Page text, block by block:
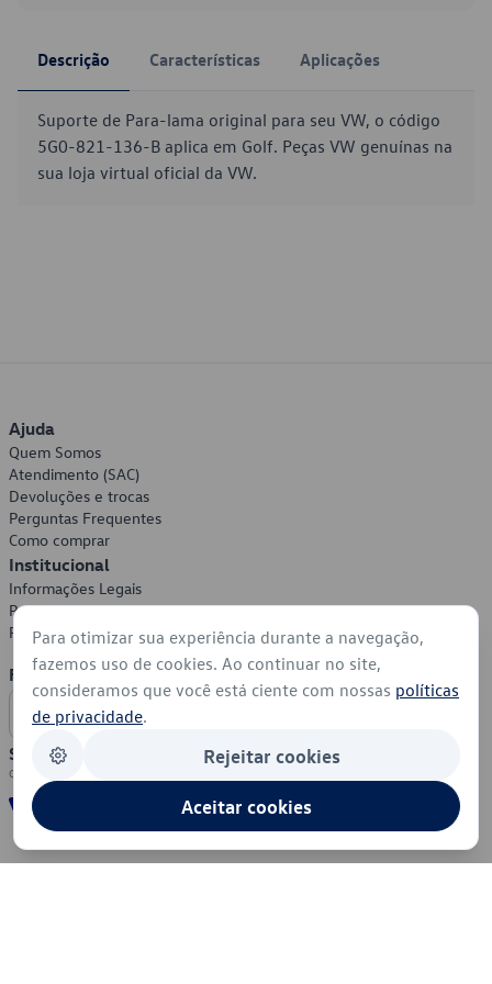
Descrição Características Aplicações
Suporte de Para-lama original para seu VW, o código
5G0-821-136-B aplica em Golf. Peças VW genuínas na
sua loja virtual oficial da VW.
Ajuda
Quem Somos
Atendimento (SAC)
Devoluções e trocas
Perguntas Frequentes
Como comprar
Institucional
Informações Legais
Política de Privacidade
Política de Cookies
Formas de Pagamento
Segurança
Para otimizar sua experiência durante a navegação,
fazemos uso de cookies. Ao continuar no site,
consideramos que você está ciente com nossas políticas
de privacidade.
Rejeitar cookies
Aceitar cookies